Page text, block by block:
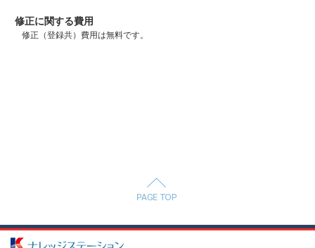
修正に関する費用
修正（登録共）費用は無料です。